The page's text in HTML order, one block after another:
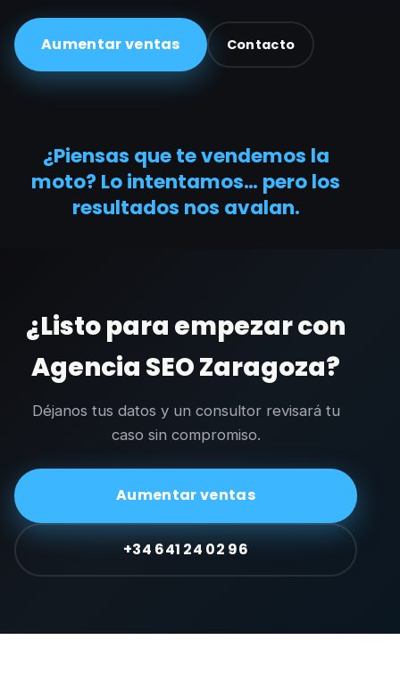
Aumentar ventas Contacto
¿Piensas que te vendemos la
moto? Lo intentamos… pero los
resultados nos avalan.
¿Listo para empezar con
Agencia SEO Zaragoza?
Déjanos tus datos y un consultor revisará tu
caso sin compromiso.
Aumentar ventas
+34 641 24 02 96